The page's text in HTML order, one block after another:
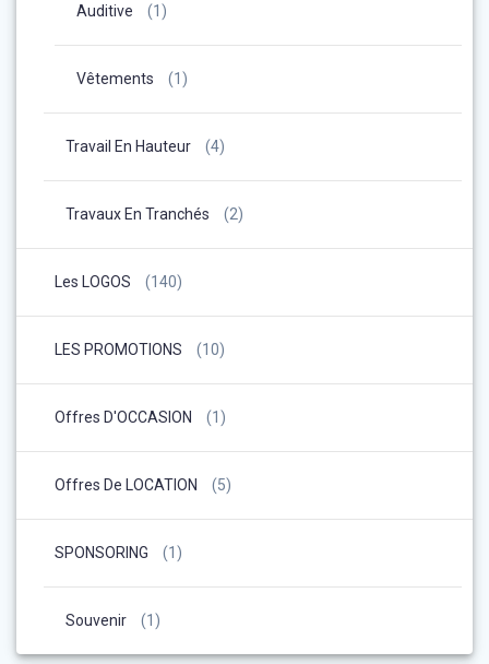
Auditive (1)
Vêtements (1)
Travail En Hauteur (4)
Travaux En Tranchés (2)
Les LOGOS (140)
LES PROMOTIONS (10)
Offres D'OCCASION (1)
Offres De LOCATION (5)
SPONSORING (1)
Souvenir (1)